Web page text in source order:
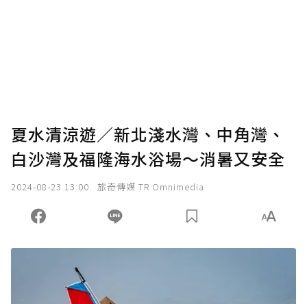
夏水清涼遊／新北淺水灣、中角灣、
白沙灣及福隆海水浴場～消暑又安全
2024-08-23 13:00 旅奇傳媒 TR Omnimedia